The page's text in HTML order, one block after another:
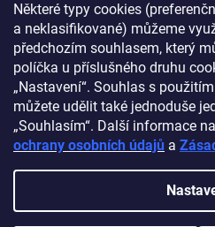
Některé typy cookies
a neklasifikované) můžeme
předchozím souhlasem, který
políčka u příslušného druhu
„Nastavení“. Souhlas s
můžete udělit také jednoduše
„Souhlasím“. Další informace
ochrany osobních údajů a
Nelíbí se mi
Počet hlasů:340
Myprovas.cz
Vytvořil